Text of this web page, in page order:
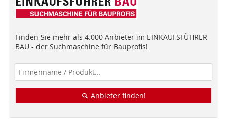
Finden Sie mehr als 4.000 Anbieter im EINKAUFSFÜHRER
BAU - der Suchmaschine für Bauprofis!
Anbieter finden!